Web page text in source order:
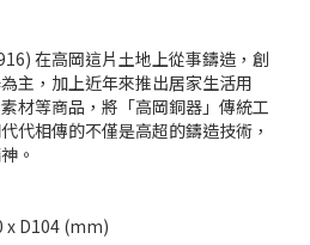
在高岡這片土地上從事鑄造，創
主，加上近年來推出居家生活用
材等商品，將「高岡銅器」傳統工
代相傳的不僅是高超的鑄造技術，
。
x D104 (mm)